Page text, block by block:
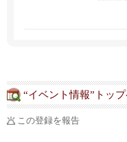
“イベント情報”トッ
この登録を報告